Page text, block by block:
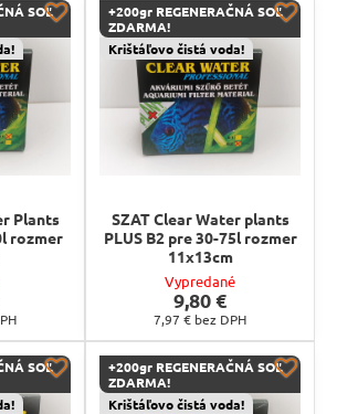
SOĽ
Plants
rozmer
+200gr REGENERAČNÁ SOĽ
ZDARMA!
Krištáľovo čistá voda!
SZAT Clear Water plants
PLUS B2 pre 30-75l rozmer
11x13cm
Vypredané
9,80 €
7,97 € bez DPH
SOĽ
+200gr REGENERAČNÁ SOĽ
ZDARMA!
Krištáľovo čistá voda!